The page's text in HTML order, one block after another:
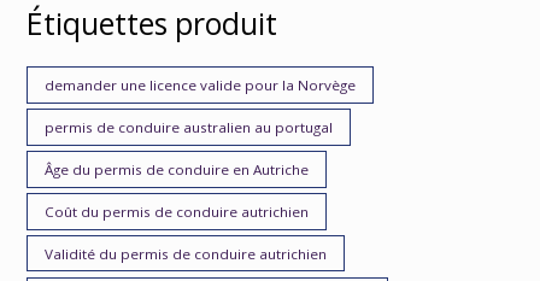
Étiquettes produit
demander une licence valide pour la Norvège
permis de conduire australien au portugal
Âge du permis de conduire en Autriche
Coût du permis de conduire autrichien
Validité du permis de conduire autrichien